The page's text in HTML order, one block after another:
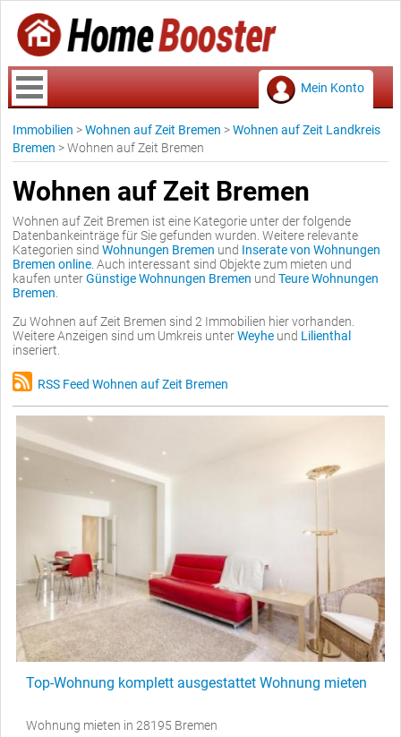
Mein Konto
Immobilien >Wohnen auf Zeit Bremen >Wohnen auf Zeit Landkreis
Bremen >Wohnen auf Zeit Bremen
Wohnen auf Zeit Bremen
Wohnen auf Zeit Bremen ist eine Kategorie unter der folgende
Datenbankeinträge für Sie gefunden wurden. Weitere relevante
Kategorien sind Wohnungen Bremen und Inserate von Wohnungen
Bremen online . Auch interessant sind Objekte zum mieten und
kaufen unterGünstige Wohnungen Bremen und Teure Wohnungen
Bremen
Zu Wohnen auf Zeit Bremen sind 2 Immobilien hier vorhanden.
Weitere Anzeigen sind um Umkreis unterWeyhe und Lilienthal
inseriert.
RSS Feed Wohnen auf Zeit Bremen
Top-Wohnung komplett ausgestattet Wohnung mieten
Wohnung mieten in 28195 Bremen